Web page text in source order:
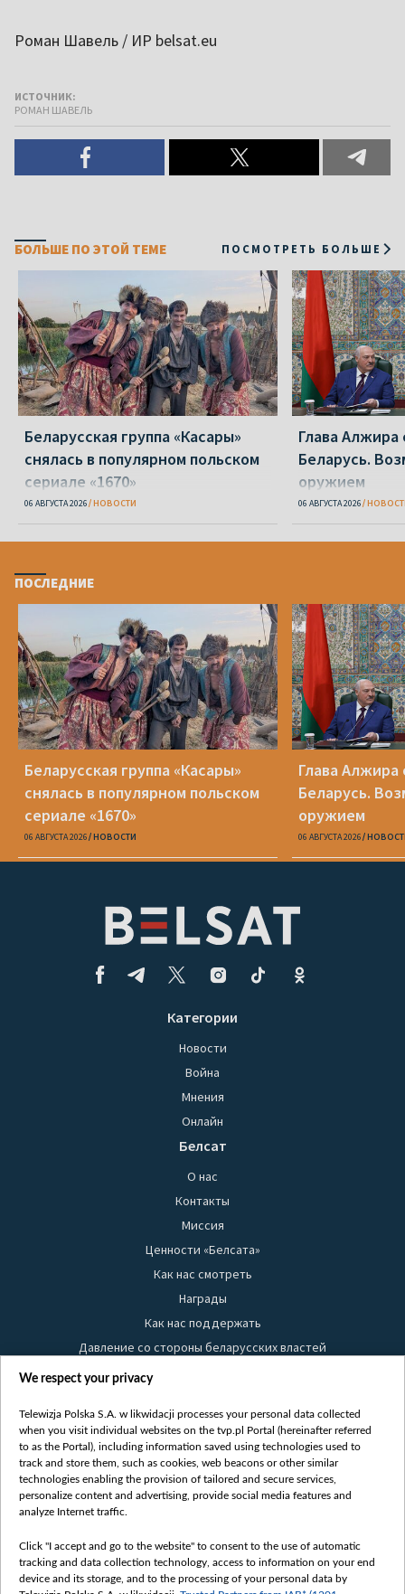
Роман Шавель / ИР belsat.eu
ИСТОЧНИК:
РОМАН ШАВЕЛЬ
БОЛЬШЕ ПО ЭТОЙ ТЕМЕ ПОСМОТРЕТЬ БОЛЬШЕ
Беларусская группа «Касары»
снялась в популярном польском
сериале «1670»
06 АВГУСТА 2026 НОВОСТИ
Глава Алжира
Беларусь.
оружием
06 АВГУСТА 2026
ПОСЛЕДНИЕ
Беларусская группа «Касары»
снялась в популярном польском
сериале «1670»
06 АВГУСТА 2026 НОВОСТИ
Глава Алжира
Беларусь.
оружием
06 АВГУСТА 2026
Категории
Новости
Война
Мнения
Онлайн
Белсат
О нас
Контакты
Миссия
Ценности «Белсата»
Как нас смотреть
Награды
Как нас поддержать
Давление со стороны беларусских властей
Правила использования материалов
Безопасность
Youtube
Белсат news
Белсат Life
Belsat English
Biełsat PL
We respect your privacy
Telewizja Polska S.A. w likwidacji processes your personal data collected
when you visit individual websites on the tvp.pl Portal (hereinafter referred
to as the Portal), including information saved using technologies used to
track and store them, such as cookies, web beacons or other similar
technologies enabling the provision of tailored and secure services,
personalize content and advertising, provide social media features and
analyze Internet traffic.
Click "I accept and go to the website" to consent to the use of automatic
tracking and data collection technology, access to information on your end
device and its storage, and to the processing of your personal data by